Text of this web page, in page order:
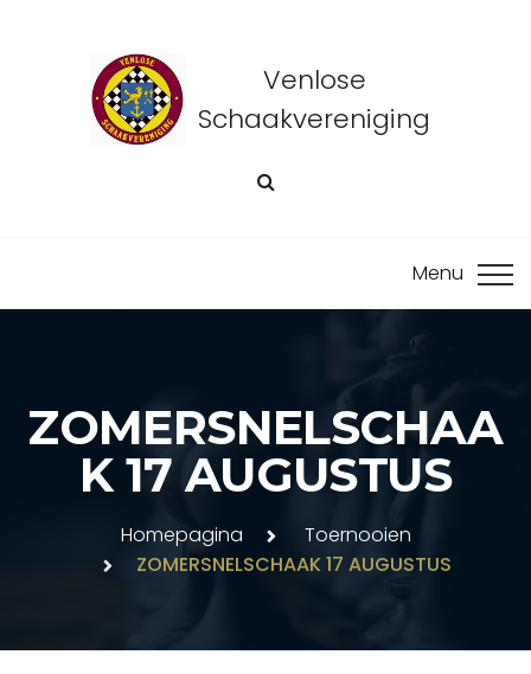
Venlose
Schaakvereniging
ZOMERSNELSCHAA
K 17 AUGUSTUS
Homepagina
Toernooien
ZOMERSNELSCHAAK 17 AUGUSTUS